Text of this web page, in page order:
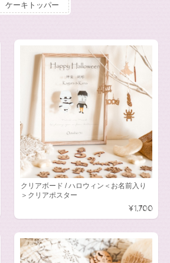
ケーキトッパー
クリアボード / ハロウィン＜お名前入り
＞クリアポスター
¥1,700